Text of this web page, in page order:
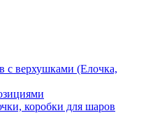
с верхушками (Елочка,
коробки для шаров